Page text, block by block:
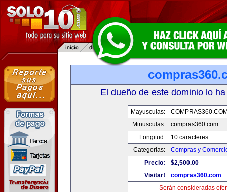
El dueño de este dominio lo
Mayusculas:
Minusculas:
compras360.com
Longitud:
10 caracteres
Categorias:
Compras y
Precio:
$2,500.00
Visitar!
compras360.com
Serán consideradas